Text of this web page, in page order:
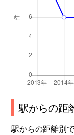
駅からの距
駅からの距離別